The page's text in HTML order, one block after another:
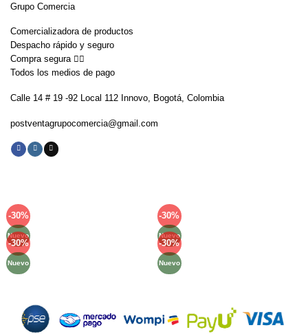
Grupo Comercia
Comercializadora de productos
Despacho rápido y seguro
Compra segura 👇🏼
Todos los medios de pago
Calle 14 # 19 -92 Local 112 Innovo, Bogotá, Colombia
postventagrupocomercia@gmail.com
-30%
Nuevo
-30%
Nuevo
-30%
Nuevo
-30%
Nuevo